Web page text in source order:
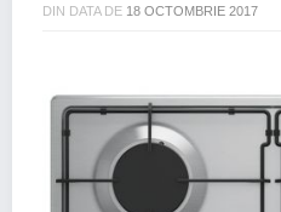
DIN DATA DE 18 OCTOMBRIE 2017